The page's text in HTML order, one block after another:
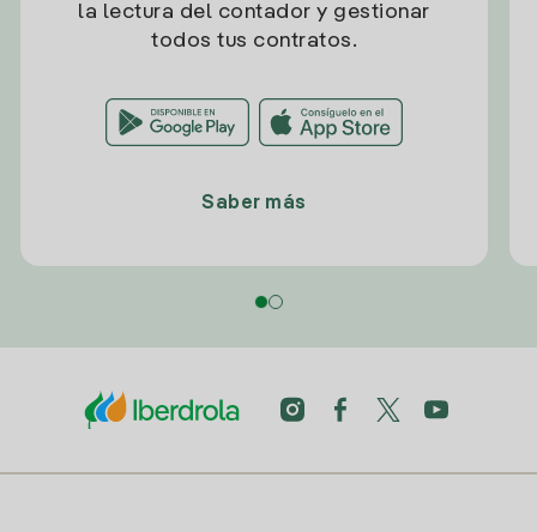
la lectura del contador y gestionar
todos tus contratos.
Saber más